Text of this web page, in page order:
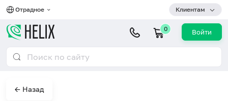
Отрадное Клиентам
0 Войти
← Назад